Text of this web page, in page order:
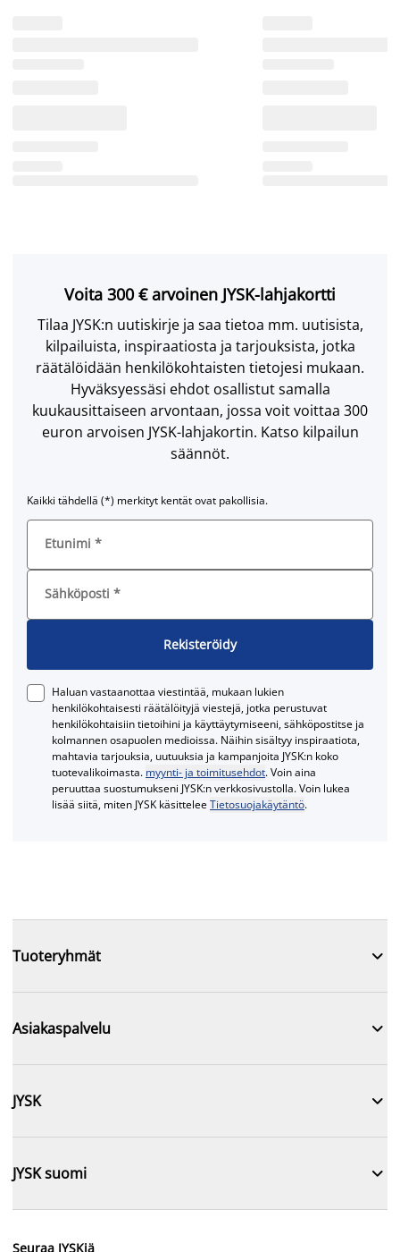
Voita 300 € arvoinen JYSK-lahjakortti
Tilaa JYSK:n uutiskirje ja saa tietoa mm. uutisista,
kilpailuista, inspiraatiosta ja tarjouksista, jotka
räätälöidään henkilökohtaisten tietojesi mukaan.
Hyväksyessäsi ehdot osallistut samalla
kuukausittaiseen arvontaan, jossa voit voittaa 300
euron arvoisen JYSK-lahjakortin. Katso kilpailun
säännöt.
Kaikki tähdellä (*) merkityt kentät ovat pakollisia.
Etunimi *
Sähköposti *
Rekisteröidy
Haluan vastaanottaa viestintää, mukaan lukien
henkilökohtaisesti räätälöityjä viestejä, jotka perustuvat
henkilökohtaisiin tietoihini ja käyttäytymiseeni, sähköpostitse ja
kolmannen osapuolen medioissa. Näihin sisältyy inspiraatiota,
mahtavia tarjouksia, uutuuksia ja kampanjoita JYSK:n koko
tuotevalikoimasta. myynti- ja toimitusehdot. Voin aina
peruuttaa suostumukseni JYSK:n verkkosivustolla. Voin lukea
lisää siitä, miten JYSK käsitteleeTietosuojakäytäntö.
Tuoteryhmät 
Asiakaspalvelu 
JYSK 
JYSK suomi 
Seuraa JYSKiä